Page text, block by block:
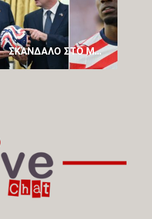
ΣΚΆΝΔΑΛΟ ΣΤΟ ΜΟΥΝΤΙΆΛ; ΟΙ NEW YORK TIMES ΓΡΆΦΟΥΝ ΌΤΙ Η ΚΌΚΚΙΝΗ ΚΆΡΤΑ ΣΤΟΝ ΜΠΑΛΟΓΚΆΝ ΤΩΝ ΗΠΑ «ΑΚΥΡΏΘΗΚΕ» ΜΕΤΆ ΑΠΌ ΤΗΛΕΦΏΝΗΜΑ ΤΡΑΜΠ ΣΤΟΝ ΙΝΦΑΝΤΊΝΟ